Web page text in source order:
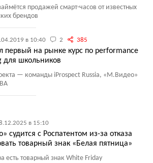
продажей смарт-часов от известных
брендов
в 10:40 2 385
первый на рынке курс по performance
для школьников
— команды iProspect Russia, «М.Видео»
в 15:10
судится с Роспатентом из-за отказа
товарный знак «Белая пятница»
есть товарный знак White Friday